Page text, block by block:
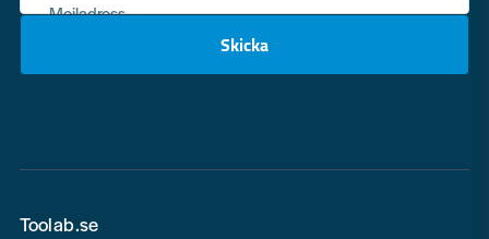
Mejladress
Skicka
Toolab.se